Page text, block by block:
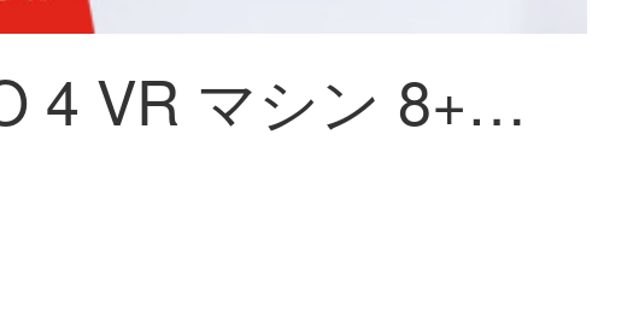
PICO 4 VR マシン 8+256G【小魔方思う存分版を遊ぶ】年度旗舰爆款新机 体性感覚VR インテリジェントメガネ VRメガネ